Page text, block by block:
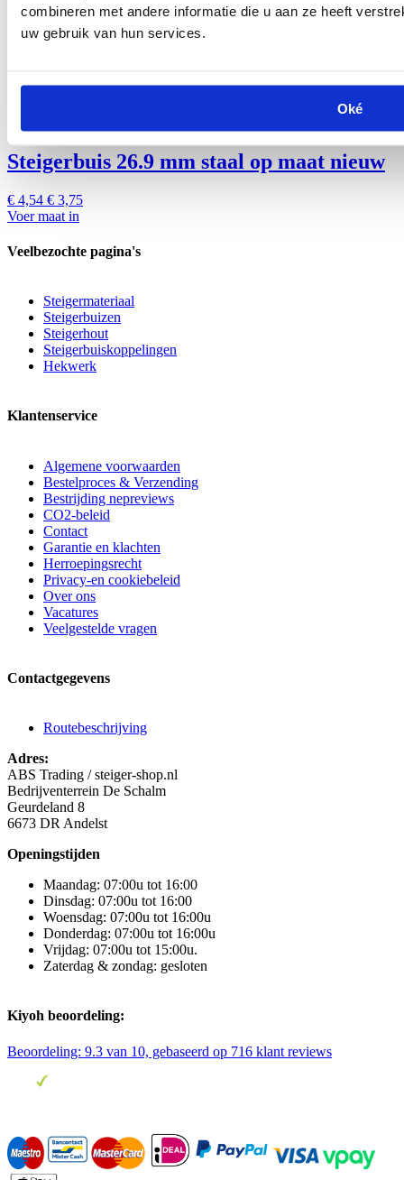
combineren met andere informatie die u aan ze heeft
uw gebruik van hun services.
Oké
Steigerbuis 26.9 mm staal op maat nieuw
€ 4,54 € 3,75
Voer maat in
Veelbezochte pagina's
Steigermateriaal
Steigerbuizen
Steigerhout
Steigerbuiskoppelingen
Hekwerk
Klantenservice
Algemene voorwaarden
Bestelproces & Verzending
Bestrijding nepreviews
CO2-beleid
Contact
Garantie en klachten
Herroepingsrecht
Privacy-en cookiebeleid
Over ons
Vacatures
Veelgestelde vragen
Contactgegevens
Routebeschrijving
Adres:
ABS Trading / steiger-shop.nl
Bedrijventerrein De Schalm
Geurdeland 8
6673 DR Andelst
Openingstijden
Maandag: 07:00u tot 16:00
Dinsdag: 07:00u tot 16:00
Woensdag: 07:00u tot 16:00u
Donderdag: 07:00u tot 16:00u
Vrijdag: 07:00u tot 15:00u.
Zaterdag & zondag: gesloten
Kiyoh beoordeling:
Beoordeling: 9.3 van 10, gebaseerd op 716 klant reviews